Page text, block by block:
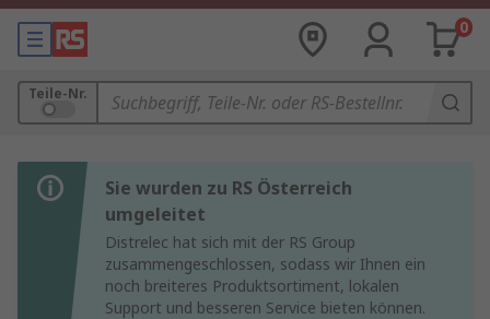
0
Teile-Nr.
Sie wurden zu RS Österreich
umgeleitet
Distrelec hat sich mit der RS Group
zusammengeschlossen, sodass wir Ihnen ein
noch breiteres Produktsortiment, lokalen
Support und besseren Service bieten können.